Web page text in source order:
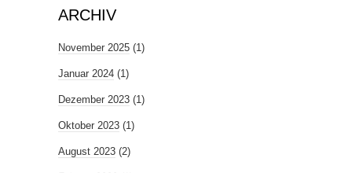
ARCHIV
November 2025 (1)
Januar 2024 (1)
Dezember 2023 (1)
Oktober 2023 (1)
August 2023 (2)